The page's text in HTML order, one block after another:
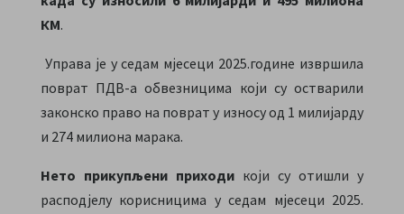
КМ.
Управа је у седам мјесеци 2025.године извршила
поврат ПДВ-а обвезницима који су остварили
законско право на поврат у износу од 1 милијарду
и 274 милиона марака.
Нето прикупљени приходикоји су отишли у
расподјелу корисницима у седам мјесеци 2025.